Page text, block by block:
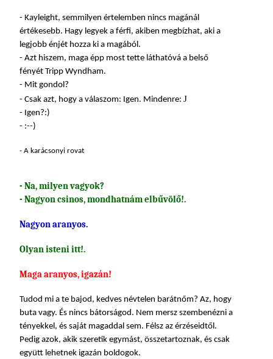
- Kayleight, semmilyen értelemben nincs magánál
értékesebb. Hagy legyek a férfi, akiben megbízhat, aki a
legjobb énjét hozza ki a magából.
- Azt hiszem, maga épp most tette láthatóvá a belső
fényét Tripp Wyndham.
- Mit gondol?
- Csak azt, hogy a válaszom: Igen. Mindenre: J
- Igen?:)
- :--)
- A karácsonyi rovat
- Na, milyen vagyok?
- Nagyon csinos, mondhatnám elbűvölő!.
Nagyon aranyos.
Olyan isteni itt!.
Maga aranyos, igazán!
Tudod mi a te bajod, kedves névtelen barátnőm? Az, hogy
buta vagy. És nincs bátorságod. Nem mersz szembenézni a
tényekkel, és saját magaddal sem. Félsz az érzéseidtől.
Pedig azok, akik szeretik egymást, összetartoznak, és csak
együtt lehetnek igazán boldogok.